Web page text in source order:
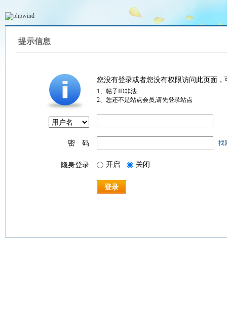
提示信息
您没有登录或者您没有权限访问此页面
1、帖子ID非法
2、您还不是站点会员,请先登录站点
密 码 找
隐身登录 开启 关闭
登录